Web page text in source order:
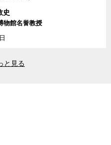
史
物館名誉教授